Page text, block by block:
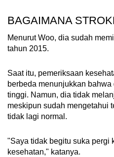
BAGAIMANA
Menurut Woo, dia sudah
tahun 2015.
Saat itu, pemeriksaan
berbeda menunjukkan
tinggi. Namun, dia tidak
meskipun sudah mengetahui
tidak lagi normal.
"Saya tidak begitu suka pergi
kesehatan," katanya.